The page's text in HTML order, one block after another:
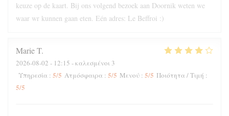
keuze op de kaart. Bij ons volgend bezoek aan Doornik weten we
waar wr kunnen gaan eten. Eén adres: Le Beffroi :)
MarieT
2026-08-02 - 12:15 - καλεσμένοι 3
Υπηρεσία : 5/5 Ατμόσφαιρα : 5/5 Μενού : 5/5 Ποιότητα / Τιμή :
5/5